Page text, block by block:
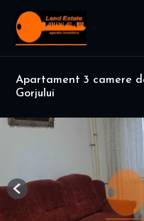
Apartament 3 camere
Gorjului
Previous